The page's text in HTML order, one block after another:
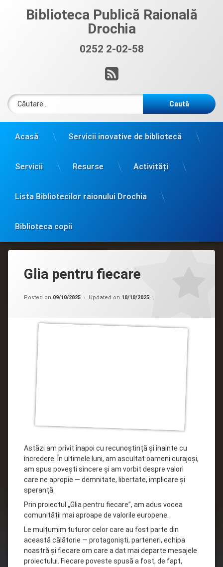
Biblioteca Publică Raională
Drochia
0252 2-02-58
RSS
Caută după:
Acasă Servicii inovative de bibliotecă
Servicii Resurse Activități
Lista Bibliotecilor raionului Drochia
Biblioteca copii
Glia pentru fiecare
Posted on 09/10/2025 Updated on 10/10/2025
Astăzi am privit înapoi cu recunoștință și înainte cu
încredere. În ultimele luni, am ascultat oameni curajoși,
am spus povești sincere și am vorbit despre valori
care ne apropie — demnitate, libertate, implicare și
speranță.
Prin proiectul „Glia pentru fiecare”, am adus vocea
comunității mai aproape de valorile europene.
Le mulțumim tuturor celor care au fost parte din
această călătorie — protagoniști, parteneri, echipa
noastră și fiecare om care a dat mai departe mesajele
proiectului. Fiecare poveste spusă a fost, de fapt,